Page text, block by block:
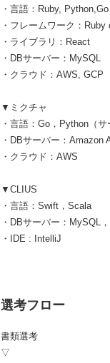
・言語：Ruby, Python,Go
・フレームワーク：
・ライブラリ：React
・DBサーバー：MySQL
・クラウド：AWS, GCP
▼ミクチャ
・言語：Go，Python（
・DBサーバー：Amazon
・クラウド：AWS
▼CLIUS
・言語：Swift，Scala
・DBサーバー：MySQL
・IDE : IntelliJ
選考フロー
書類選考
▽